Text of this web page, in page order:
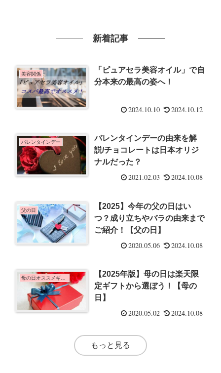
新着記事
美容関係
「ピュアセラ美容オイル」で自
分本来の最高の姿へ！
2024.10.10 2024.10.12
バレンタインデー
バレンタインデーの由来を解
説/チョコレートは日本オリジ
ナルだった？
2021.02.03 2024.10.08
父の日
【2025】今年の父の日はい
つ？成り立ちやバラの由来まで
ご紹介！【父の日】
2020.05.06 2024.10.08
母の日オススメギフト
【2025年版】母の日は楽天限
定ギフトから選ぼう！【母の
日】
2020.05.02 2024.10.08
もっと見る